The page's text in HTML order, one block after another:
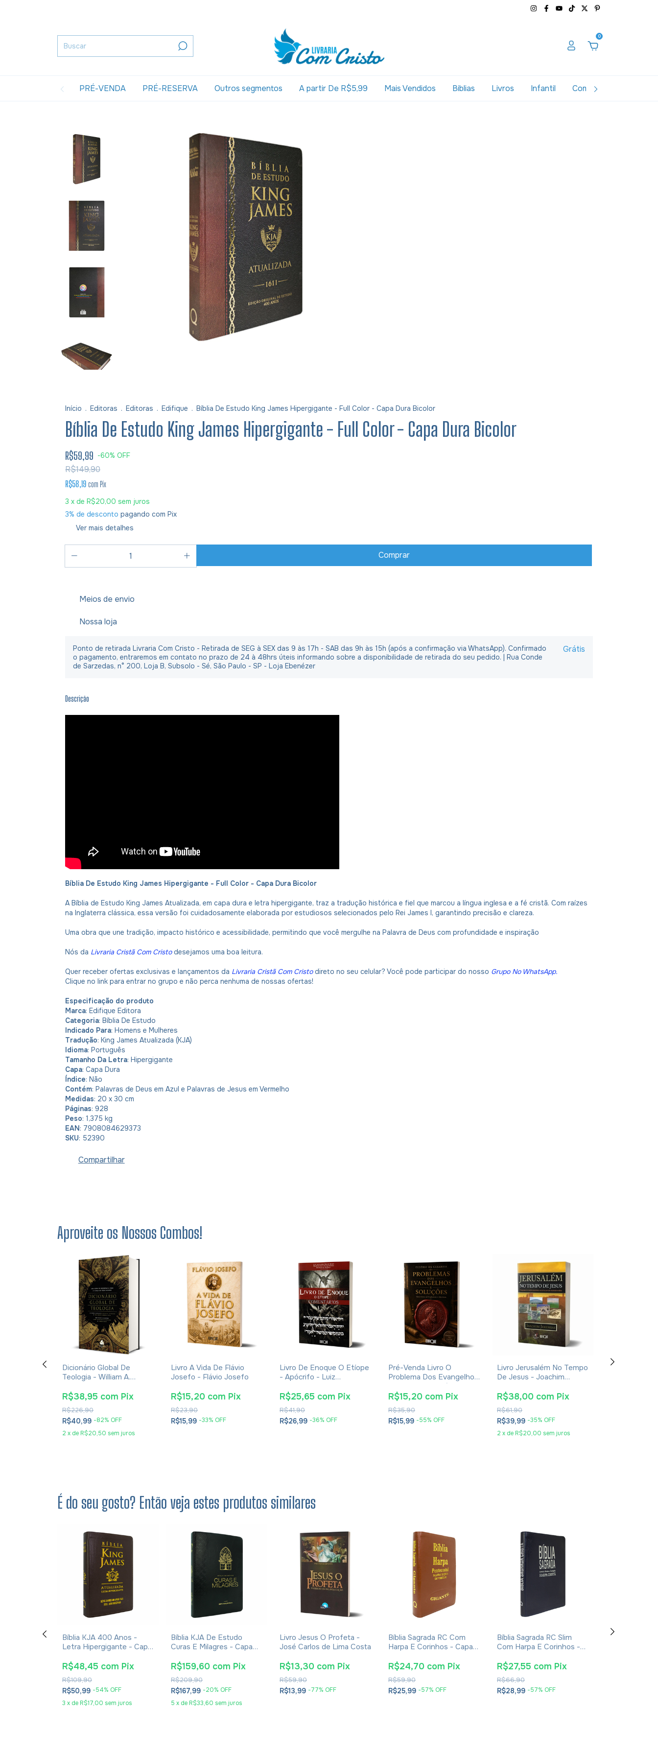
0
PRÉ-VENDA PRÉ-RESERVA Outros segmentos A partir De R$5,99 Mais Vendidos Biblias Livros Infantil Combos
Início . Editoras . Editoras . Edifique . Bíblia De Estudo King James Hipergigante - Full Color - Capa Dura Bicolor
Bíblia De Estudo King James Hipergigante - Full Color - Capa Dura Bicolor
R$59,99 -60% OFF
R$149,90
R$58,19 com Pix
3 x de R$20,00 sem juros
3% de desconto pagando com Pix
Ver mais detalhes
Meios de envio
Nossa loja
Ponto de retirada Livraria Com Cristo - Retirada de SEG à SEX das 9 às 17h - SAB das 9h às 15h (após a confirmação via WhatsApp). Confirmado
o pagamento, entraremos em contato no prazo de 24 à 48hrs úteis informando sobre a disponibilidade de retirada do seu pedido. | Rua Conde
de Sarzedas, n° 200, Loja B, Subsolo - Sé, São Paulo - SP - Loja Ebenézer
Grátis
Descrição
Bíblia De Estudo King James Hipergigante - Full Color - Capa Dura Bicolor
A Bíblia de Estudo King James Atualizada, em capa dura e letra hipergigante, traz a tradução histórica e fiel que marcou a língua inglesa e a fé cristã. Com raízes
na Inglaterra clássica, essa versão foi cuidadosamente elaborada por estudiosos selecionados pelo Rei James I, garantindo precisão e clareza.
Uma obra que une tradição, impacto histórico e acessibilidade, permitindo que você mergulhe na Palavra de Deus com profundidade e inspiração
Nós da Livraria Cristã Com Cristo desejamos uma boa leitura.
Quer receber ofertas exclusivas e lançamentos da Livraria Cristã Com Cristodireto no seu celular? Você pode participar do nosso Grupo No WhatsApp.
Clique no link para entrar no grupo e não perca nenhuma de nossas ofertas!
Especificação do produto
Marca: Edifique Editora
Categoria: Bíblia De Estudo
Indicado Para: Homens e Mulheres
Tradução: King James Atualizada (KJA)
Idioma: Português
Tamanho Da Letra: Hipergigante
Capa: Capa Dura
Índice: Não
Contém: Palavras de Deus em Azul e Palavras de Jesus em Vermelho
Medidas: 20 x 30 cm
Páginas: 928
Peso: 1,375 kg
EAN: 7908084629373
SKU: 52390
Compartilhar
Aproveite os Nossos Combos!
Dicionário Global De
Teologia - William A.
R$40,99 -82% OFF
2 x de R$20,50 sem juros
R$226,90
R$38,95 com Pix
Livro A Vida De Flávio
Josefo - Flávio Josefo
R$15,99 -33% OFF
R$23,90
R$15,20 com Pix
Livro De Enoque O Etíope
- Apócrifo - Luiz
R$26,99 -36% OFF
R$41,90
R$25,65 com Pix
Pré-Venda Livro O
Problema Dos Evangelhos
E Soluções- Eusébio De
Cesareia
R$15,99 -55% OFF
R$35,90
R$15,20 com Pix
Livro Jerusalém No Tempo
De Jesus - Joachim
2024
R$39,99 -35% OFF
2 x de R$20,00 sem juros
R$61,90
R$38,00 com Pix
Livro Manual
É do seu gosto? Então veja estes produtos similares
- Capa
Bíblia KJA 400 Anos -
Letra Hipergigante - Capa
R$50,99 -54% OFF
3 x de R$17,00 sem juros
R$109,90
R$48,45 com Pix
Bíblia KJA De Estudo
Curas E Milagres - Capa
R$167,99 -20% OFF
5 x de R$33,60 sem juros
R$209,90
R$159,60 com Pix
Livro Jesus O Profeta -
José Carlos de Lima Costa
R$13,99 -77% OFF
R$59,90
R$13,30 com Pix
Bíblia Sagrada RC Com
Harpa E Corinhos - Capa
R$25,99 -57% OFF
R$59,90
R$24,70 com Pix
Bíblia Sagrada RC Slim
Com Harpa E Corinhos -
R$28,99 -57% OFF
R$66,90
R$27,55 com Pix
Bíblia Do